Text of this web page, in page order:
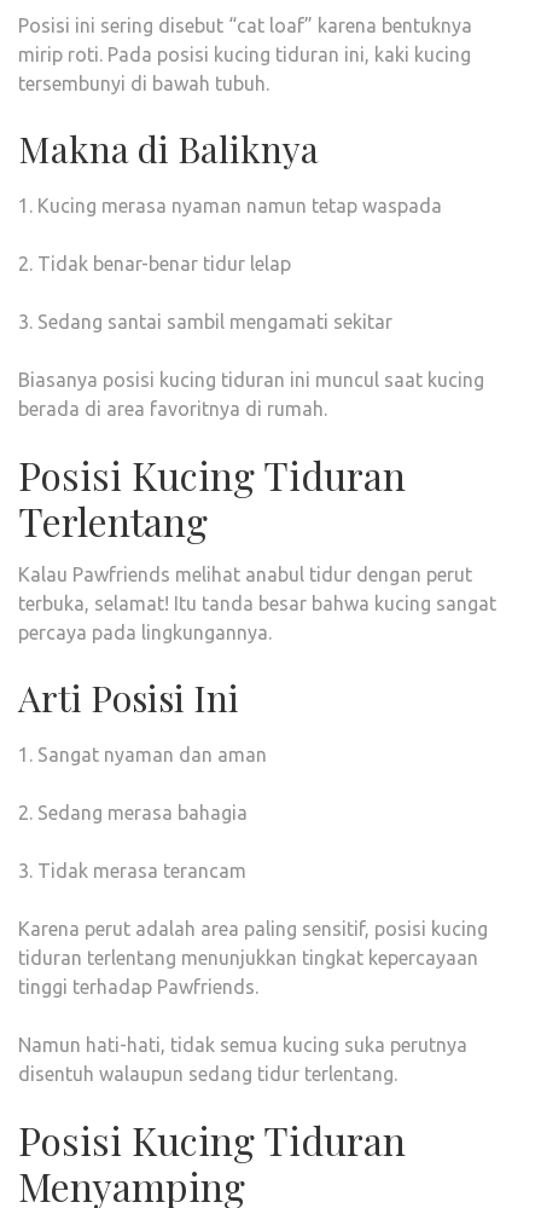
Posisi ini sering disebut “cat loaf” karena bentuknya
mirip roti. Pada posisi kucing tiduran ini, kaki kucing
tersembunyi di bawah tubuh.
Makna di Baliknya
1. Kucing merasa nyaman namun tetap waspada
2. Tidak benar-benar tidur lelap
3. Sedang santai sambil mengamati sekitar
Biasanya posisi kucing tiduran ini muncul saat kucing
berada di area favoritnya di rumah.
Posisi Kucing Tiduran
Terlentang
Kalau Pawfriends melihat anabul tidur dengan perut
terbuka, selamat! Itu tanda besar bahwa kucing sangat
percaya pada lingkungannya.
Arti Posisi Ini
1. Sangat nyaman dan aman
2. Sedang merasa bahagia
3. Tidak merasa terancam
Karena perut adalah area paling sensitif, posisi kucing
tiduran terlentang menunjukkan tingkat kepercayaan
tinggi terhadap Pawfriends.
Namun hati-hati, tidak semua kucing suka perutnya
disentuh walaupun sedang tidur terlentang.
Posisi Kucing Tiduran
Menyamping